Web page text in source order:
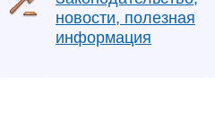
новости, полезная
информация